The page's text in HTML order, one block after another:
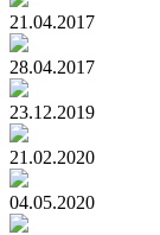
21.04.2017
28.04.2017
23.12.2019
21.02.2020
04.05.2020